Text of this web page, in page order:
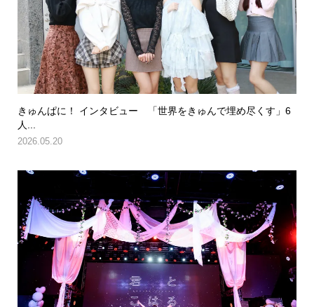
きゅんぱに！ インタビュー 「世界をきゅんで埋め尽くす」6
人...
2026.05.20